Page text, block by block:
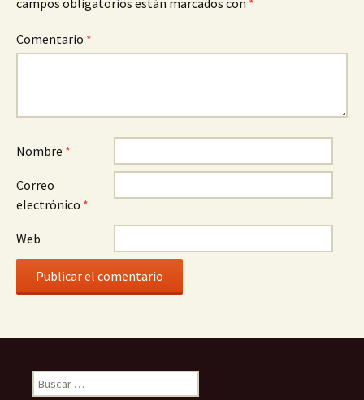
campos obligatorios están marcados con *
Comentario *
Nombre *
Correo
electrónico *
Web
Buscar: